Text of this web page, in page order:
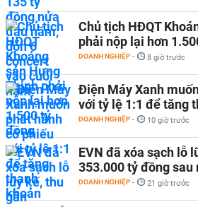
Chủ tịch HĐQT
phải nộp lại hơn
DOANH NGHIỆP - 8 giờ trước
Điện Máy Xanh
với tỷ lệ 1:1 để tăng
DOANH NGHIỆP - 10 giờ trước
EVN đã xóa sạch lỗ
353.000 tỷ đồng sau
DOANH NGHIỆP - 21 giờ trước